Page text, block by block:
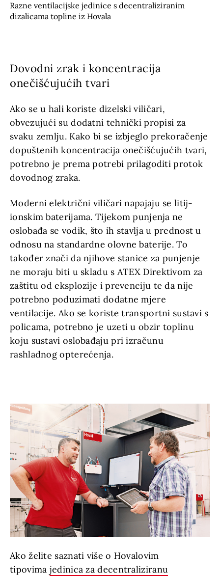
Razne ventilacijske jedinice s decentraliziranim
dizalicama topline iz Hovala
Dovodni zrak i koncentracija
onečišćujućih tvari
Ako se u hali koriste dizelski viličari,
obvezujući su dodatni tehnički propisi za
svaku zemlju. Kako bi se izbjeglo prekoračenje
dopuštenih koncentracija onečišćujućih tvari,
potrebno je prema potrebi prilagoditi protok
dovodnog zraka.
Moderni električni viličari napajaju se litij-
ionskim baterijama. Tijekom punjenja ne
oslobađa se vodik, što ih stavlja u prednost u
odnosu na standardne olovne baterije. To
također znači da njihove stanice za punjenje
ne moraju biti u skladu s ATEX Direktivom za
zaštitu od eksplozije i prevenciju te da nije
potrebno poduzimati dodatne mjere
ventilacije. Ako se koriste transportni sustavi s
policama, potrebno je uzeti u obzir toplinu
koju sustavi oslobađaju pri izračunu
rashladnog opterećenja.
Ako želite saznati više o Hovalovim
tipovima jedinica za decentraliziranu